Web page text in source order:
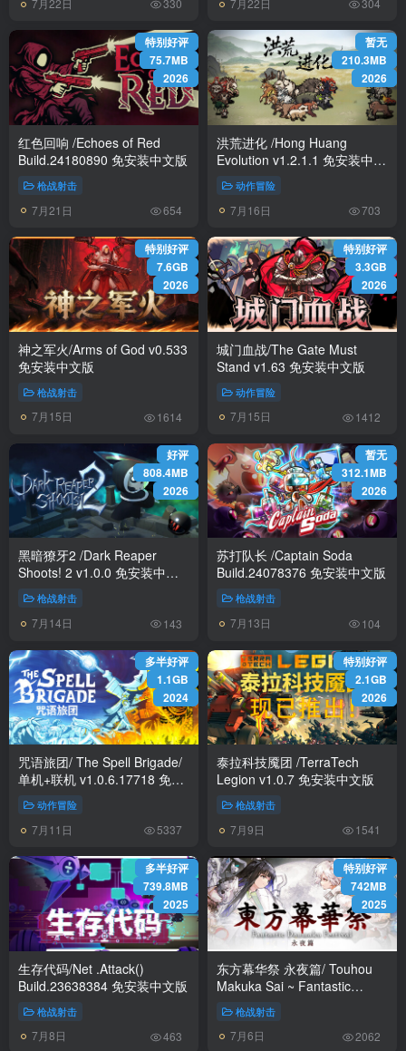
7月22日 330 7月22日 304
特别好评
75.7MB
2026
红色回响 /Echoes of Red
Build.24180890 免安装中文版
枪战射击
7月21日 654
暂无
210.3MB
2026
洪荒进化 /Hong Huang
Evolution v1.2.1.1 免安装中文
动作冒险
7月16日 703
特别好评
7.6GB
2026
神之军火/Arms of God v0.533
免安装中文版
枪战射击
7月15日 1614
特别好评
3.3GB
2026
城门血战/The Gate Must
Stand v1.63 免安装中文版
动作冒险
7月15日 1412
好评
808.4MB
2026
黑暗獠牙2 /Dark Reaper
Shoots! 2 v1.0.0 免安装中文
版
枪战射击
7月14日 143
暂无
312.1MB
2026
苏打队长 /Captain Soda
Build.24078376 免安装中文版
枪战射击
7月13日 104
多半好评
1.1GB
2024
咒语旅团/ The Spell Brigade/
单机+联机 v1.0.6.17718 免安
装中文版
动作冒险
7月11日 5337
特别好评
2.1GB
2026
泰拉科技魇团 /TerraTech
Legion v1.0.7 免安装中文版
枪战射击
7月9日 1541
多半好评
739.8MB
2025
生存代码/Net .Attack()
Build.23638384 免安装中文版
枪战射击
7月8日 463
特别好评
742MB
2025
东方幕华祭 永夜篇/ Touhou
Makuka Sai ~ Fantastic
Danmaku Festival Part III
枪战射击
7月6日 2062